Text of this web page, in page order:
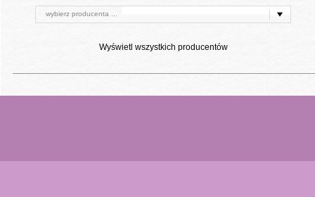
wybierz producenta ...
Wyświetl wszystkich producentów